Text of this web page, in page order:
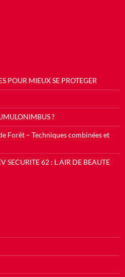
POUR MIEUX SE PROTEGER
?
Forêt – Techniques combinées et
SECURITE 62 : L AIR DE BEAUTE